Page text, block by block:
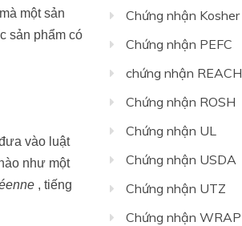
một sản
sản phẩm có
vào luật
như một
, tiếng
Chứng nhận Kosher
Chứng nhận PEFC
chứng nhận REACH
Chứng nhận ROSH
Chứng nhận UL
Chứng nhận USDA
Chứng nhận UTZ
Chứng nhận WRAP